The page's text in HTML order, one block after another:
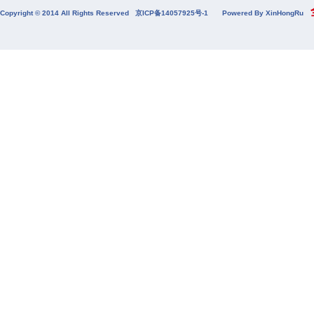
Copyright © 2014 All Rights Reserved 京ICP备14057925号-1 Powered By XinHongRu